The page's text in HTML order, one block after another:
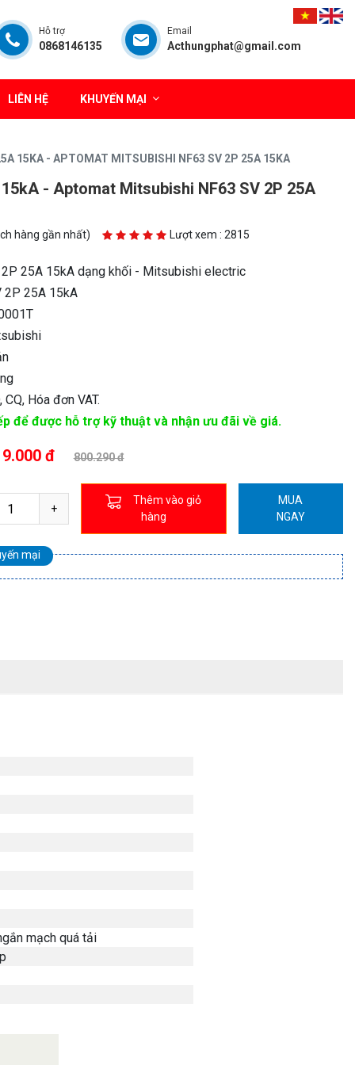
Hỗ trợ
0868146135
Email
Acthungphat@gmail.com
LIÊN HỆ KHUYẾN MẠI
15KA - APTOMAT MITSUBISHI NF63 SV 2P 25A 15KA
- Aptomat Mitsubishi NF63 SV 2P 25A
hàng gần nhất) Lượt xem : 2815
25A 15kA dạng khối - Mitsubishi electric
25A 15kA
Hóa đơn VAT.
để được hỗ trợ kỹ thuật và nhận ưu đãi về giá.
đ 800.290 đ
Thêm vào giỏ
hàng
MUA
NGAY
mại
mạch quá tải